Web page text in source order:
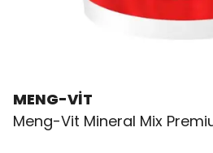
MENG-VİT
Meng-Vit Mineral Mix